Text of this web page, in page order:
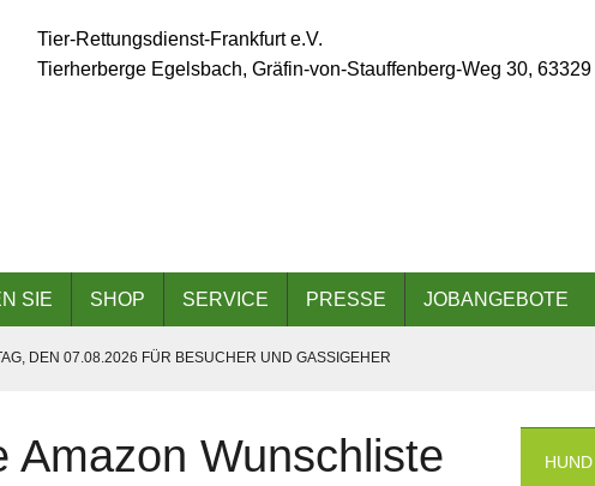
Tier-Rettungsdienst-Frankfurt e.V.
Tierherberge Egelsbach, Gräfin-von-Stauffenberg-Weg 30,
SIE SHOP SERVICE PRESSE JOBANGEBOTE
DEN 07.08.2026 FÜR BESUCHER UND GASSIGEHER
AUFGRUND DER ANGESAGTEN HITZEWELLE AUS
AM 06.09.2026
Amazon Wunschliste